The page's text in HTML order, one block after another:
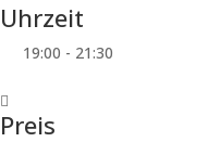
Uhrzeit
19:00 - 21:30
Preis